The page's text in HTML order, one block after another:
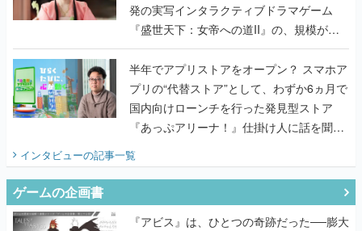
発の実写インタラクティブドラマゲーム
『盛世天下：女帝への道II』の、規模が違
うこだわりをプロデューサーに聞いた
半年でアプリストアをオープン？ スマホア
プリの“代替ストア”として、わずか6ヵ月で
国内向けローンチを行った発見型ストア
『あっぷアリーナ！』仕掛け人に話を聞い
てみた
インタビューの記事一覧
ゲームの企画書
『アビス』は、ひとつの奇跡だった──膨大